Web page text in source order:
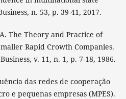
n. 53, p. 39-41, 2017.
A. The Theory and Practice of
Rapid Crowth Companies.
v. 11, n. 1, p. 7-18, 1986.
das redes de cooperação
e pequenas empresas (MPES).